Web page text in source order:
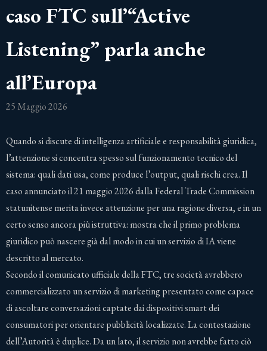
caso FTC sull’“Active
Listening” parla anche
all’Europa
25 Maggio 2026
Quando si discute di intelligenza artificiale e responsabilità giuridica,
l’attenzione si concentra spesso sul funzionamento tecnico del
sistema: quali dati usa, come produce l’output, quali rischi crea. Il
caso annunciato il 21 maggio 2026 dalla Federal Trade Commission
statunitense merita invece attenzione per una ragione diversa, e in un
certo senso ancora più istruttiva: mostra che il primo problema
giuridico può nascere già dal modo in cui un servizio di IA viene
descritto al mercato.
Secondo il comunicato ufficiale della FTC, tre società avrebbero
commercializzato un servizio di marketing presentato come capace
di ascoltare conversazioni captate dai dispositivi smart dei
consumatori per orientare pubblicità localizzate. La contestazione
dell’Autorità è duplice. Da un lato, il servizio non avrebbe fatto ciò